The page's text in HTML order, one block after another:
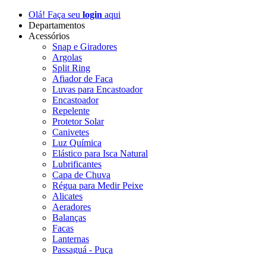
Olá! Faça seu login aqui
Departamentos
Acessórios
Snap e Giradores
Argolas
Split Ring
Afiador de Faca
Luvas para Encastoador
Encastoador
Repelente
Protetor Solar
Canivetes
Luz Química
Elástico para Isca Natural
Lubrificantes
Capa de Chuva
Régua para Medir Peixe
Alicates
Aeradores
Balanças
Facas
Lanternas
Passaguá - Puça